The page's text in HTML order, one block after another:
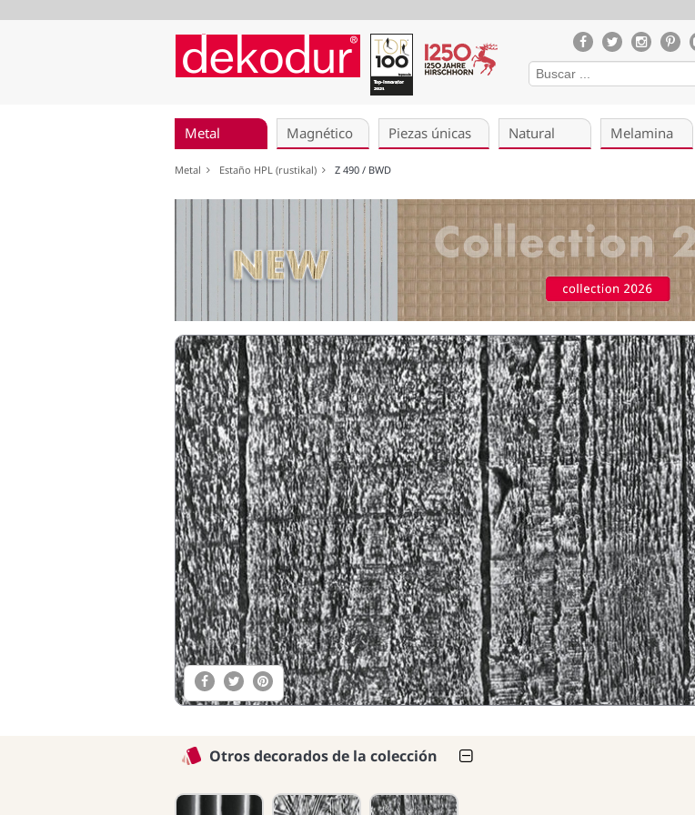
Metal Magnético Piezas únicas Natural Melamina
Metal Estaño HPL (rustikal) Z 490 / BWD
Otros decorados de la colección